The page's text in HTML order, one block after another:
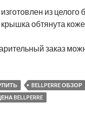
из
обтянута
заказ
BELLPERRE ОБЗОР
BELLPERRE